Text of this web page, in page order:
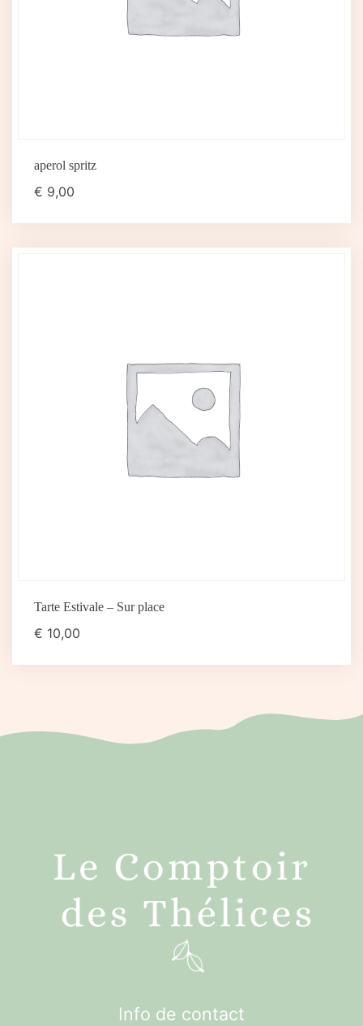
aperol spritz
€ 9,00
Tarte Estivale – Sur place
€ 10,00
Info de contact